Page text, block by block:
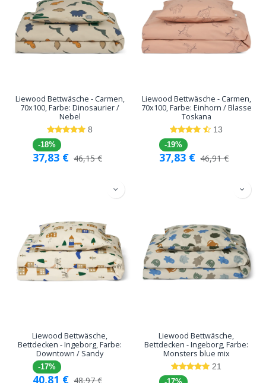
Liewood Bettwäsche - Carmen,
70x100, Farbe: Dinosaurier /
Nebel
8
-18%
37,83 € 46,15€
Liewood Bettwäsche - Carmen,
70x100, Farbe: Einhorn / Blasse
Toskana
13
-19%
37,83 € 46,91€
Liewood Bettwäsche,
Bettdecken - Ingeborg, Farbe:
Downtown / Sandy
-17%
40,81 € 48,97€
Liewood Bettwäsche,
Bettdecken - Ingeborg, Farbe:
Monsters blue mix
21